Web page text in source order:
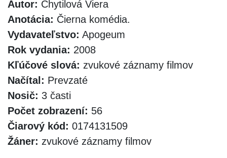
Autor: Chytilová Viera
Anotácia: Čierna komédia.
Vydavateľstvo: Apogeum
Rok vydania: 2008
Kľúčové slová: zvukové záznamy filmov
Načítal: Prevzaté
Nosič: 3 časti
Počet zobrazení: 56
Čiarový kód: 0174131509
Žáner: zvukové záznamy filmov